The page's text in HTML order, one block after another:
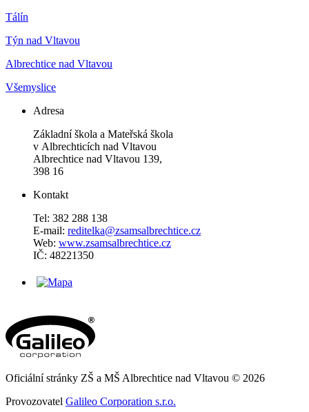
Tálín
Týn nad Vltavou
Albrechtice nad Vltavou
Všemyslice
Adresa
Základní škola a Mateřská škola
v Albrechticích nad Vltavou
Albrechtice nad Vltavou 139,
398 16
Kontakt
Tel: 382 288 138
E-mail: reditelka@zsamsalbrechtice.cz
Web: www.zsamsalbrechtice.cz
IČ: 48221350
Oficiální stránky ZŠ a MŠ Albrechtice nad Vltavou © 2026
Provozovatel Galileo Corporation s.r.o.